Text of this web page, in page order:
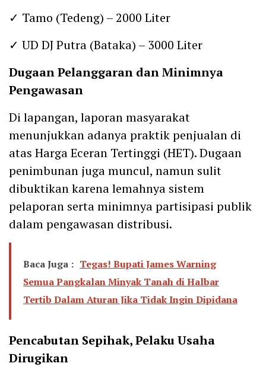
✓ Tamo (Tedeng) – 2000 Liter
✓ UD DJ Putra (Bataka) – 3000 Liter
Dugaan Pelanggaran dan Minimnya
Pengawasan
Di lapangan, laporan masyarakat
menunjukkan adanya praktik penjualan di
atas Harga Eceran Tertinggi (HET). Dugaan
penimbunan juga muncul, namun sulit
dibuktikan karena lemahnya sistem
pelaporan serta minimnya partisipasi publik
dalam pengawasan distribusi.
Baca Juga : Tegas! Bupati James Warning
Semua Pangkalan Minyak Tanah di Halbar
Tertib Dalam Aturan Jika Tidak Ingin Dipidana
Pencabutan Sepihak, Pelaku Usaha
Dirugikan